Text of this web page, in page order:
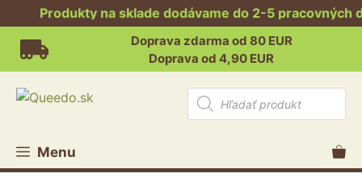
Produkty na sklade dodávame do 2-5 pracovných
Preskočiť
obsah
Doprava zdarma od 80 EUR
Doprava od 4,90 EUR
Products
search
Menu